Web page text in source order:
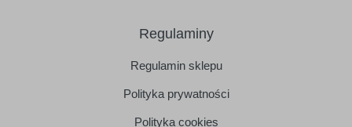
Regulaminy
Regulamin sklepu
Polityka prywatności
Polityka cookies